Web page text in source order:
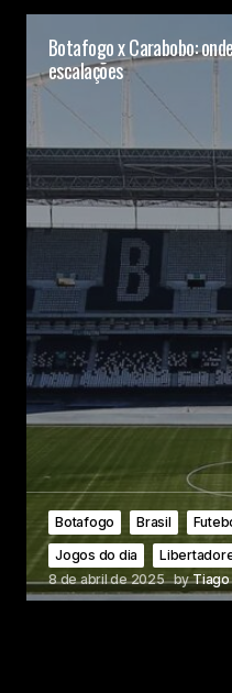
Botafogo x Carabobo:
escalações
Botafogo Brasil
Jogos do dia
8 de abril de 2025 byTiago